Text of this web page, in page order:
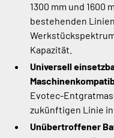
1300 mm und 1600
bestehenden
Kapazität.
Universell
Evotec-
zukünftigen Linie
Unübertroffener